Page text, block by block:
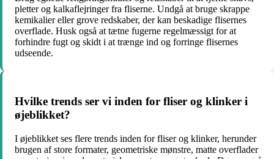
pletter og kalkaflejringer fra fliserne. Undgå at bruge skrappe
kemikalier eller grove redskaber, der kan beskadige flisernes
overflade. Husk også at tætne fugerne regelmæssigt for at
forhindre fugt og skidt i at trænge ind og forringe flisernes
udseende.
Hvilke trends ser vi inden for fliser og klinker i
øjeblikket?
I øjeblikket ses flere trends inden for fliser og klinker, herunder
brugen af store formater, geometriske mønstre, matte overflader